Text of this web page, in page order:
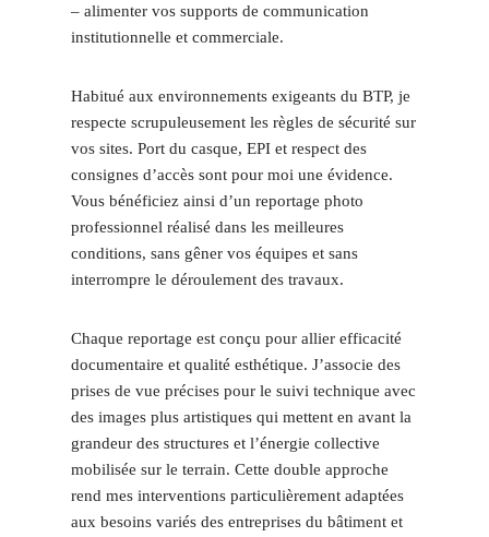
– alimenter vos supports de communication
institutionnelle et commerciale.
Habitué aux environnements exigeants du BTP, je
respecte scrupuleusement les règles de sécurité sur
vos sites. Port du casque, EPI et respect des
consignes d’accès sont pour moi une évidence.
Vous bénéficiez ainsi d’un reportage photo
professionnel réalisé dans les meilleures
conditions, sans gêner vos équipes et sans
interrompre le déroulement des travaux.
Chaque reportage est conçu pour allier efficacité
documentaire et qualité esthétique. J’associe des
prises de vue précises pour le suivi technique avec
des images plus artistiques qui mettent en avant la
grandeur des structures et l’énergie collective
mobilisée sur le terrain. Cette double approche
rend mes interventions particulièrement adaptées
aux besoins variés des entreprises du bâtiment et